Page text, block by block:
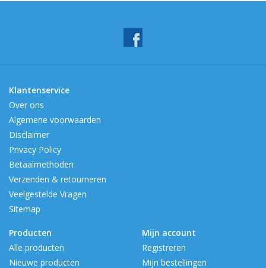
Klantenservice
Over ons
Algemene voorwaarden
Disclaimer
Privacy Policy
Betaalmethoden
Verzenden & retourneren
Veelgestelde Vragen
Sitemap
Producten
Alle producten
Nieuwe producten
Mijn account
Registreren
Mijn bestellingen